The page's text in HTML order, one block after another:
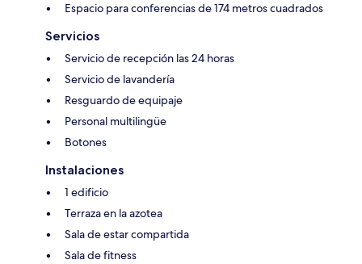
Espacio para conferencias de 174 metros cuadrados
Servicios
Servicio de recepción las 24 horas
Servicio de lavandería
Resguardo de equipaje
Personal multilingüe
Botones
Instalaciones
1 edificio
Terraza en la azotea
Sala de estar compartida
Sala de fitness